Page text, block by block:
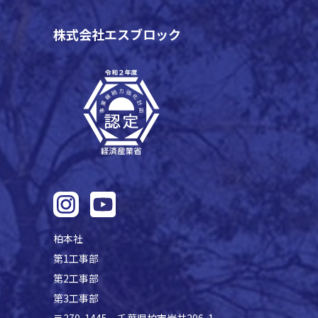
株式会社エスブロック
柏本社
第1工事部
第2工事部
第3工事部